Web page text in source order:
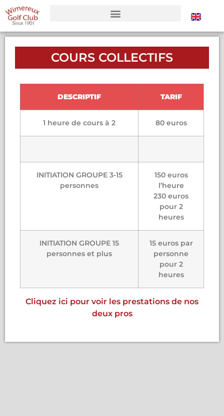
COURS COLLECTIFS
DESCRIPTIF TARIF
1 heure de cours à 2 80 euros
INITIATION GROUPE 3-15
personnes
150 euros
l’heure
230 euros
pour 2
heures
INITIATION GROUPE 15
personnes et plus
15 euros par
personne
pour 2
heures
Cliquez ici pour voir les prestations de nos
deux pros